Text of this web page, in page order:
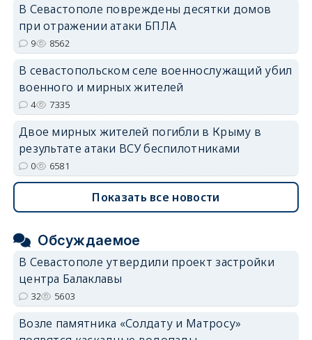
В Севастополе повреждены десятки домов
при отражении атаки БПЛА
9 8562
В севастопольском селе военнослужащий убил
военного и мирных жителей
4 7335
Двое мирных жителей погибли в Крыму в
результате атаки ВСУ беспилотниками
0 6581
Показать все новости
Обсуждаемое
В Севастополе утвердили проект застройки
центра Балаклавы
32 5603
Возле памятника «Солдату и Матросу»